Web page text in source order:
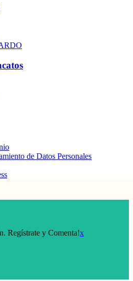
de Datos Personales
Regístrate y Comenta!x